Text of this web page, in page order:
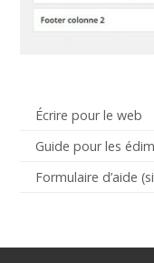
Écrire pour le web
Guide pour les
Formulaire d’aide